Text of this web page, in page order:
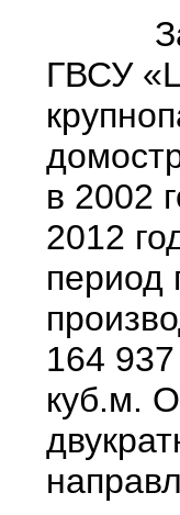
За
ГВСУ
в 2002
2012
период
164
куб.м.